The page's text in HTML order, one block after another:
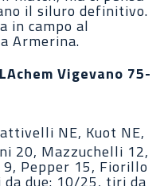
il siluro definitivo.
in campo al
Armerina.
Vigevano 75-
NE, Kuot NE,
20, Mazzuchelli 12,
Pepper 15, Fiorillo
da due: 10/25, tiri da